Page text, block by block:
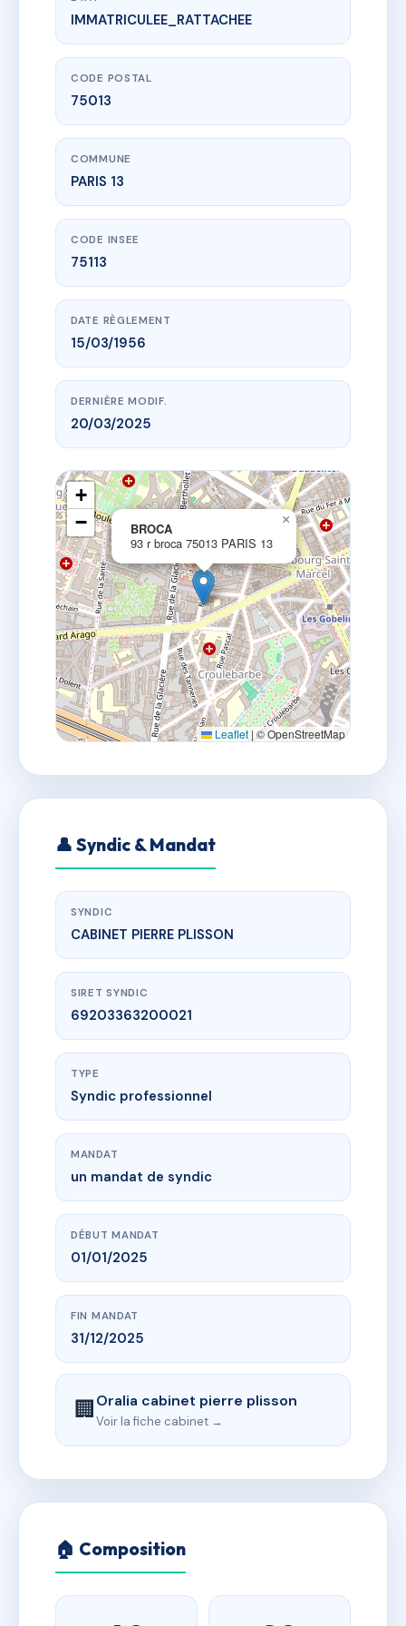
www.vme.plus/AD5293394
BROCA
93 r broca75013 PARIS 13
IMMATRICULEE_RATTACHEE
CODE POSTAL
75013
COMMUNE
PARIS 13
CODE INSEE
75113
DATE RÈGLEMENT
15/03/1956
DERNIÈRE MODIF.
20/03/2025
BROCA
93 r broca 75013 PARIS 13
×
+
−
Leaflet |© OpenStreetMap
👤 Syndic & Mandat
SYNDIC
CABINET PIERRE PLISSON
SIRET SYNDIC
69203363200021
TYPE
Syndic professionnel
MANDAT
un mandat de syndic
DÉBUT MANDAT
01/01/2025
FIN MANDAT
31/12/2025
🏢Oralia cabinet pierre plisson
Voir la fiche cabinet →
🏠 Composition